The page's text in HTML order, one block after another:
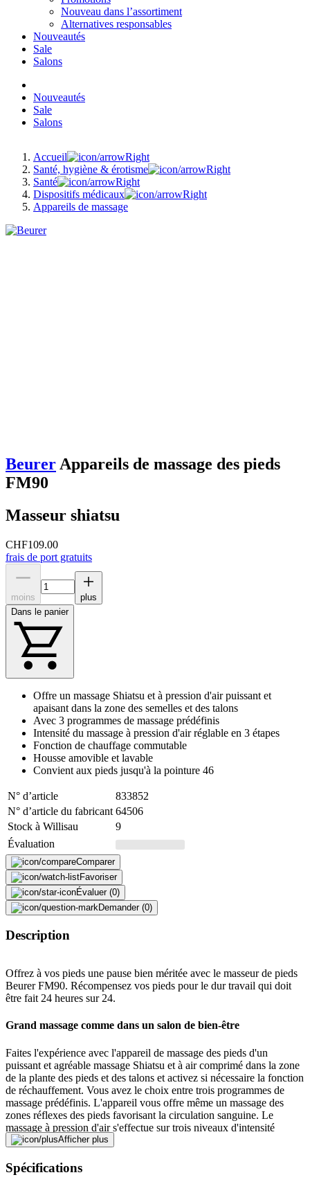
Nouveau dans l’assortiment
Alternatives responsables
Nouveautés
Sale
Salons
Nouveautés
Sale
Salons
Accueil
Santé, hygiène & érotisme
Santé
Dispositifs médicaux
Appareils de massage
Beurer Appareils de massage des pieds
FM90
Masseur shiatsu
CHF109.00
frais de port gratuits
moins
plus
Dans le panier
Offre un massage Shiatsu et à pression d'air puissant et
apaisant dans la zone des semelles et des talons
Avec 3 programmes de massage prédéfinis
Intensité du massage à pression d'air réglable en 3 étapes
Fonction de chauffage commutable
Housse amovible et lavable
Convient aux pieds jusqu'à la pointure 46
N° d’article
833852
N° d’article du fabricant 64506
Stock à Willisau
9
Évaluation
Comparer
Favoriser
Évaluer (0)
Demander (0)
Description
Offrez à vos pieds une pause bien méritée avec le masseur de pieds
Beurer FM90. Récompensez vos pieds pour le dur travail qui doit
être fait 24 heures sur 24.
Grand massage comme dans un salon de bien-être
Faites l'expérience avec l'appareil de massage des pieds d'un
puissant et agréable massage Shiatsu et à air comprimé dans la zone
de la plante des pieds et des talons et activez si nécessaire la fonction
de réchauffement. Vous avez le choix entre trois programmes de
massage prédéfinis. L'appareil vous offre même un massage des
zones réflexes des pieds favorisant la circulation sanguine. Le
massage à pression d'air s'effectue sur trois niveaux d'intensité
réglables. La housse peut être enlevée pour le lavage. L'appareil de
de 46.
Afficher plus
Spécifications